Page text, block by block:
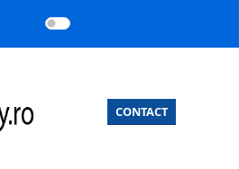
CONTACT